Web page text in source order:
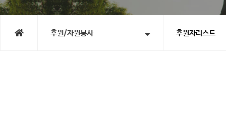
후원/자원봉사 후원자리스트